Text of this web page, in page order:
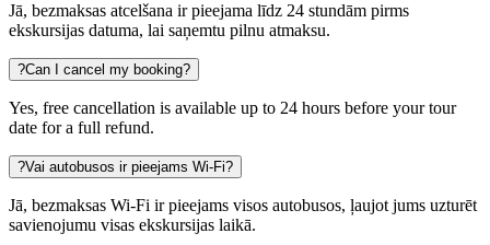
Jā, bezmaksas atcelšana ir pieejama līdz 24 stundām pirms
ekskursijas datuma, lai saņemtu pilnu atmaksu.
?Can I cancel my booking?
Yes, free cancellation is available up to 24 hours before your tour
date for a full refund.
?Vai autobusos ir pieejams Wi‑Fi?
Jā, bezmaksas Wi‑Fi ir pieejams visos autobusos, ļaujot jums uzturēt
savienojumu visas ekskursijas laikā.